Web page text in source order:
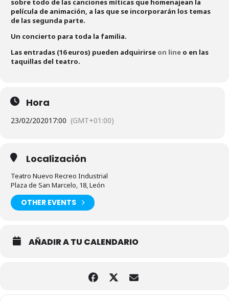
sobre todo de las canciones míticas que homenajean la
película de animación, a las que se incorporarán los temas
de las segunda parte.
Un concierto para toda la familia.
Las entradas (16 euros) pueden adquirirse on line o en las
taquillas del teatro.
Hora
23/02/202017:00 (GMT+01:00)
Localización
Teatro Nuevo Recreo Industrial
Plaza de San Marcelo, 18, León
OTHER EVENTS
AÑADIR A TU CALENDARIO